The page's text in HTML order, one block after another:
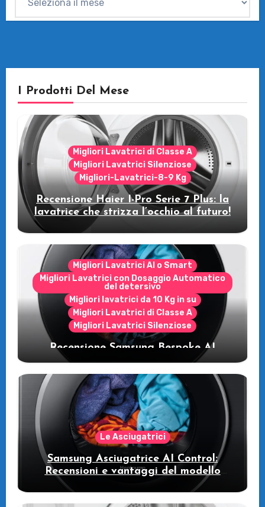
I Prodotti Del Mese
Migliori Lavatrici di Classe A
Migliori Lavatrici Silenziose
Migliori-Lavatrici-8-9 Kg
Recensione Haier I-Pro Serie 7 Plus: la
lavatrice che strizza l’occhio al futuro!
Migliori Lavatrici AI o Smart
Migliori Lavatrici con Dosaggio Automatico
del detersivo
Migliori lavatrici da 10 Kg in su
Migliori Lavatrici di Classe A
Migliori Lavatrici Silenziose
Recensione Samsung Bespoke AI
WW11DB7B94GE/U3: la lavatrice
intelligente che fa risparmiare
Le Asciugatrici
Samsung Asciugatrice AI Control:
Recensioni e vantaggi del modello